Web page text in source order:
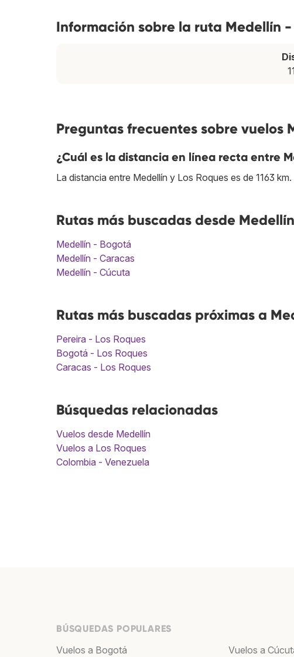
Información sobre la ruta Medellín -
Preguntas frecuentes sobre vuelos
¿Cuál es la distancia en línea recta entre
La distancia entre Medellín y Los Roques es de 1163 km.
Rutas más buscadas desde
Medellín - Bogotá
Medellín - Caracas
Medellín - Cúcuta
Rutas más buscadas próximas a
Pereira - Los Roques
Bogotá - Los Roques
Caracas - Los Roques
Búsquedas relacionadas
Vuelos desde Medellín
Vuelos a Los Roques
Colombia - Venezuela
BÚSQUEDAS POPULARES
Vuelos a Bogotá
Vuelos a